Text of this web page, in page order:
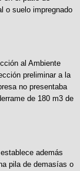
o suelo impregnado
al Ambiente
preliminar a la
no presentaba
de 180 m3 de
además
pila de demasías o